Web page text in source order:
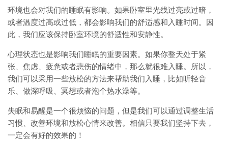
环境也会对我们的睡眠有影响。如果卧室里光线过亮或过暗，
或者温度过高或过低，都会影响我们的舒适感和入睡时间。因
此，我们应该保持卧室环境的舒适性和安静性。
心理状态也是影响我们睡眠的重要因素。如果你整天处于紧
张、焦虑、疲惫或者悲伤的情绪中，那么就很难入睡。所以，
我们可以采用一些放松的方法来帮助我们入睡，比如听轻音
乐、做深呼吸、冥想或者泡个热水澡等。
失眠和易醒是一个很烦恼的问题，但是我们可以通过调整生活
习惯、改善环境和放松心情来改善。相信只要我们坚持下去，
一定会有好的效果的！